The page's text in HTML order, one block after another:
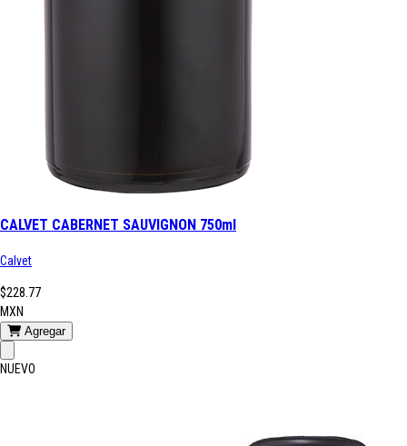
CALVET CABERNET SAUVIGNON 750ml
Calvet
$228.77
MXN
Agregar
NUEVO